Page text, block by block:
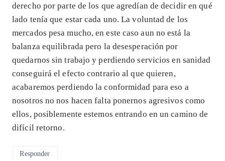
derecho por parte de los que agredían de decidir en qué
lado tenía que estar cada uno. La voluntad de los
mercados pesa mucho, en este caso aun no está la
balanza equilibrada pero la desesperación por
quedarnos sin trabajo y perdiendo servicios en sanidad
conseguirá el efecto contrario al que quieren,
acabaremos perdiendo la conformidad para eso a
nosotros no nos hacen falta ponernos agresivos como
ellos, posiblemente estemos entrando en un camino de
difícil retorno.
Responder